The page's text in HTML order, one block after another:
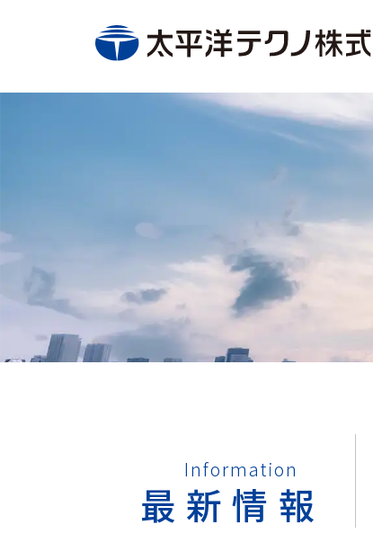
Information
最新情報